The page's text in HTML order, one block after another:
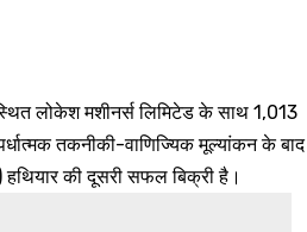
लोकेश मशीनर्स लिमिटेड के साथ 1,013
तकनीकी-वाणिज्यिक मूल्यांकन के बाद
की दूसरी सफल बिक्री है।